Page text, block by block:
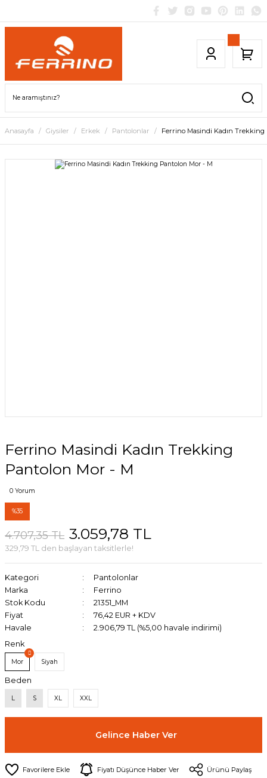
Anasayfa Giysiler Erkek Pantolonlar Ferrino Masindi Kadın Trekking
Ferrino Masindi Kadın Trekking
Pantolon Mor - M
0 Yorum
%35
4.707,35 TL 3.059,78 TL
329,79 TL den başlayan taksitlerle!
Kategori
Pantolonlar
Marka
Ferrino
Stok Kodu
21351_MM
Fiyat
76,42 EUR + KDV
Havale
2.906,79 TL (%5,00 havale indirimi)
Renk
Mor Siyah
Beden
L S XL XXL
Gelince Haber Ver
Fiyatı Düşünce Haber Ver Ürünü Paylaş